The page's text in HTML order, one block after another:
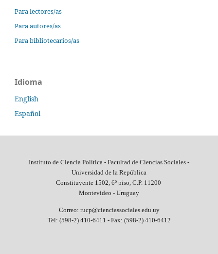
Para lectores/as
Para autores/as
Para bibliotecarios/as
Idioma
English
Español
Instituto de Ciencia Política - Facultad de Ciencias Sociales -
Universidad de la República
Constituyente 1502, 6º piso, C.P. 11200
Montevideo - Uruguay
Correo: rucp@cienciassociales.edu.uy
Tel: (598-2) 410-6411 - Fax: (598-2) 410-6412